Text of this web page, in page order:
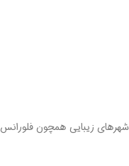
زیبایی همچون